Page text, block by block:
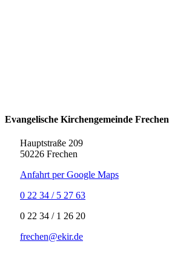
Evangelische Kirchengemeinde Frechen
Hauptstraße 209
50226 Frechen
Anfahrt per Google Maps
0 22 34 / 5 27 63
‍0 22 34 / ‍1 26 20
frechen@ekir.de